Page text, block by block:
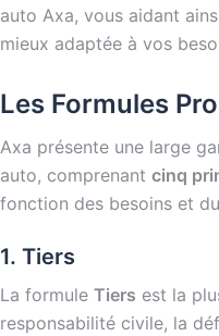
auto Axa, vous aidant
mieux adaptée à vos
Les Formules
Axa présente une large
auto, comprenant cinq
fonction des besoins et
1. Tiers
La formule Tiers est la
responsabilité civile, la